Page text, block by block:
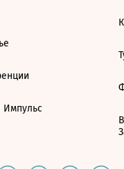
Импульс